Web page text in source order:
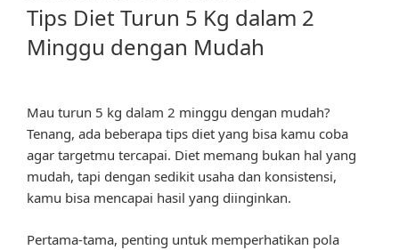
ON
Tips Diet Turun 5 Kg dalam 2
Minggu dengan Mudah
Mau turun 5 kg dalam 2 minggu dengan mudah?
Tenang, ada beberapa tips diet yang bisa kamu coba
agar targetmu tercapai. Diet memang bukan hal yang
mudah, tapi dengan sedikit usaha dan konsistensi,
kamu bisa mencapai hasil yang diinginkan.
Pertama-tama, penting untuk memperhatikan pola